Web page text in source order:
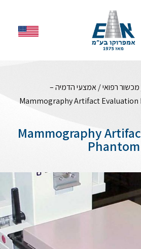
מכשור רפואי/אמצעי הדמיה –
Mammography
Phantom